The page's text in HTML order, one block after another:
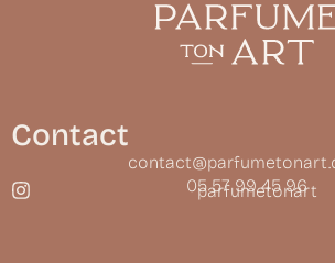
Contact
05 57 99 45 96
parfumetonart